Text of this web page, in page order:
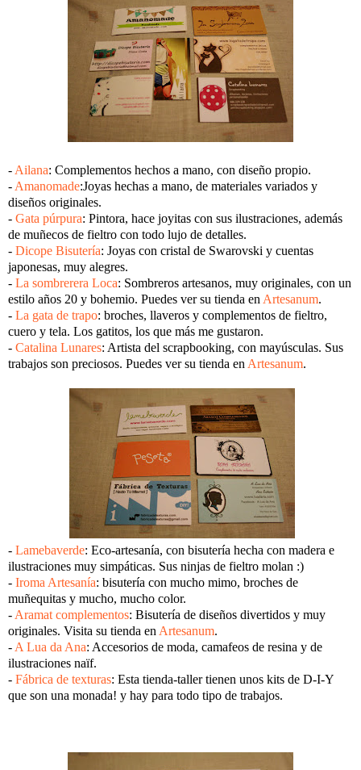
- Ailana: Complementos hechos a mano, con diseño propio.
- Amanomade:Joyas hechas a mano, de materiales variados y
diseños originales.
- Gata púrpura: Pintora, hace joyitas con sus ilustraciones, además
de muñecos de fieltro con todo lujo de detalles.
- Dicope Bisutería: Joyas con cristal de Swarovski y cuentas
japonesas, muy alegres.
- La sombrerera Loca: Sombreros artesanos, muy originales, con un
estilo años 20 y bohemio. Puedes ver su tienda en Artesanum.
- La gata de trapo: broches, llaveros y complementos de fieltro,
cuero y tela. Los gatitos, los que más me gustaron.
- Catalina Lunares: Artista del scrapbooking, con mayúsculas. Sus
trabajos son preciosos. Puedes ver su tienda en Artesanum.
- Lamebaverde: Eco-artesanía, con bisutería hecha con madera e
ilustraciones muy simpáticas. Sus ninjas de fieltro molan :)
- Iroma Artesanía: bisutería con mucho mimo, broches de
muñequitas y mucho, mucho color.
- Aramat complementos: Bisutería de diseños divertidos y muy
originales. Visita su tienda en Artesanum.
- A Lua da Ana: Accesorios de moda, camafeos de resina y de
ilustraciones naïf.
- Fábrica de texturas: Esta tienda-taller tienen unos kits de D-I-Y
que son una monada! y hay para todo tipo de trabajos.